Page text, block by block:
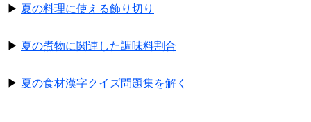
▶ 夏の料理に使える飾り切り
▶ 夏の煮物に関連した調味料割合
▶ 夏の食材漢字クイズ問題集を解く